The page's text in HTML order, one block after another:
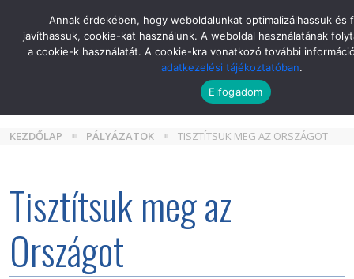
KEZDŐLAP PÁLYÁZATOK TISZTÍTSUK MEG AZ ORSZÁGOT
Tisztítsuk meg az
Országot
Annak érdekében, hogy weboldalunkat optimalizálhassuk és
javíthassuk, cookie-kat használunk. A weboldal használatának
a cookie-k használatát. A cookie-kra vonatkozó további
adatkezelési tájékoztatóban.
Elfogadom